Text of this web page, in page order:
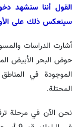
القول أننا سنشهد
سينعكس ذلك على
أشارت الدراسات
حوض البحر الأبيض
الموجودة في
المحتلة.
نحن الآن في مرحلة